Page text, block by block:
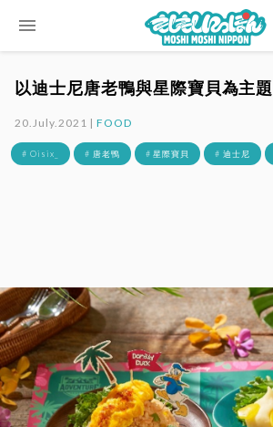
menu
以迪士尼唐老鴨與星際寶貝為主
20.July.2021 |FOOD
# Oisix_ # 唐老鴨 # 星際寶貝 # 迪士尼